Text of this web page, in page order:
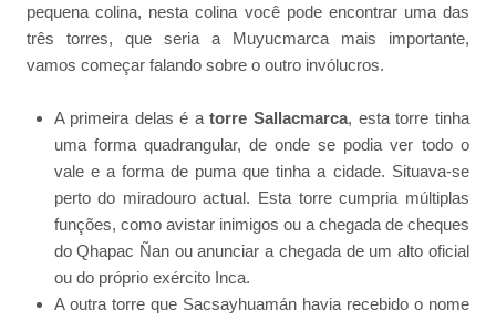
pequena colina, nesta colina você pode encontrar uma das
três torres, que seria a Muyucmarca mais importante,
vamos começar falando sobre o outro invólucros.
A primeira delas é atorre Sallacmarca, esta torre tinha
uma forma quadrangular, de onde se podia ver todo o
vale e a forma de puma que tinha a cidade. Situava-se
perto do miradouro actual. Esta torre cumpria múltiplas
funções, como avistar inimigos ou a chegada de cheques
do Qhapac Ñan ou anunciar a chegada de um alto oficial
ou do próprio exército Inca.
A outra torre que Sacsayhuamán havia recebido o nome